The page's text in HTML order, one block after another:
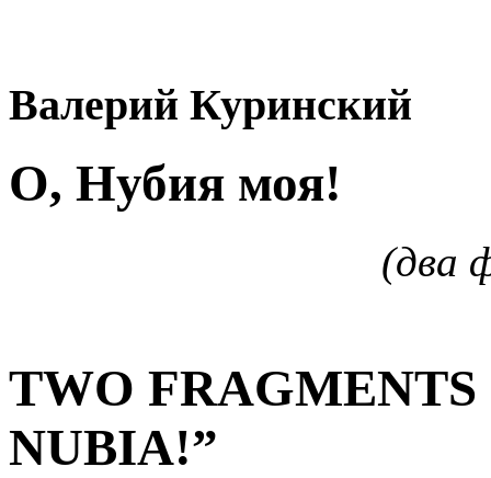
Валерий Куринский
О, Нубия моя!
(два
TWO
NUBIA!”